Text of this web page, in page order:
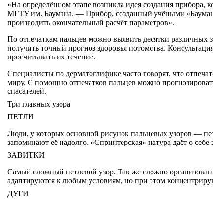
«На определённом этапе возникла идея создания прибора,
МГТУ им. Баумана. — Прибор, созданный учёными
производить окончательный расчёт параметров».
По отпечаткам пальцев можно выявить десятки
получить точный прогноз здоровья потомства.
просчитывать их течение.
Специалисты по дерматоглифике часто говорят, что
миру. С помощью отпечатков пальцев можно
спасателей.
Три главных узора
ПЕТЛИ
Люди, у которых основной рисунок пальцевых узоров —
запоминают её надолго. «Спринтерская» натура даёт о
ЗАВИТКИ
Самый сложный петлевой узор. Так же сложно
адаптируются к любым условиям, но при этом
ДУГИ